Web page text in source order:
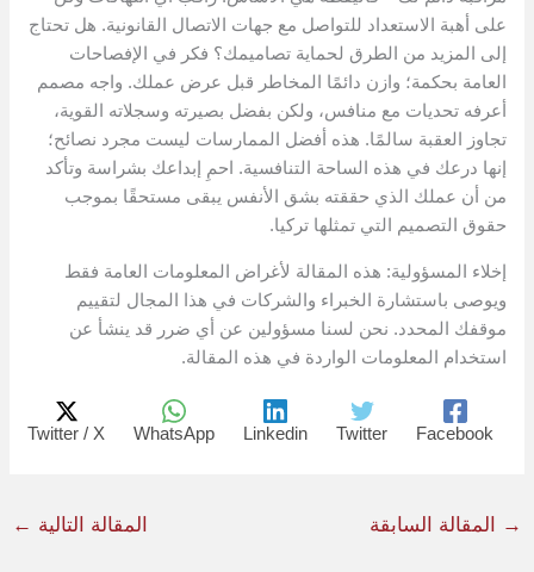
على أهبة الاستعداد للتواصل مع جهات الاتصال القانونية. هل تحتاج
إلى المزيد من الطرق لحماية تصاميمك؟ فكر في الإفصاحات
العامة بحكمة؛ وازن دائمًا المخاطر قبل عرض عملك. واجه مصمم
أعرفه تحديات مع منافس، ولكن بفضل بصيرته وسجلاته القوية،
تجاوز العقبة سالمًا. هذه أفضل الممارسات ليست مجرد نصائح؛
إنها درعك في هذه الساحة التنافسية. احمِ إبداعك بشراسة وتأكد
من أن عملك الذي حققته بشق الأنفس يبقى مستحقًا بموجب
حقوق التصميم التي تمثلها تركيا.
إخلاء المسؤولية: هذه المقالة لأغراض المعلومات العامة فقط
ويوصى باستشارة الخبراء والشركات في هذا المجال لتقييم
موقفك المحدد. نحن لسنا مسؤولين عن أي ضرر قد ينشأ عن
استخدام المعلومات الواردة في هذه المقالة.
Facebook
Twitter
Linkedin
WhatsApp
Twitter / X
→ المقالة السابقة المقالة التالية ←